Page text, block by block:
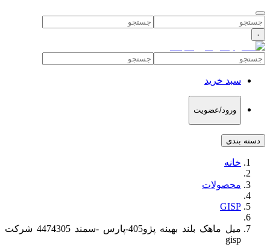
۰
سبد خرید
ورود/عضویت
دسته بندی
خانه
محصولات
GISP
میل ماهک بلند بهینه پژو405-پارس -سمند 4474305 شرکت
gisp